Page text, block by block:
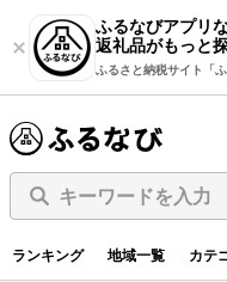
ふるなびアプリ
返礼品がもっと
ふるさと納税サイト「ふ
キーワードを入力
ランキング 地域一覧 カテ